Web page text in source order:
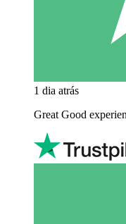
1 dia atrás
Great Good